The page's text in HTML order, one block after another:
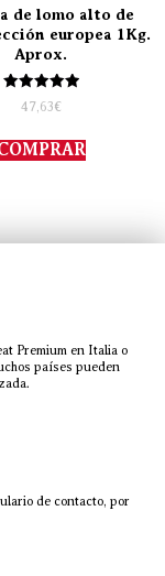
de lomo alto de
europea 1Kg.
Aprox.
Valorado
con
de 5
47,63€
Premium en Italia o
países pueden
de contacto, por